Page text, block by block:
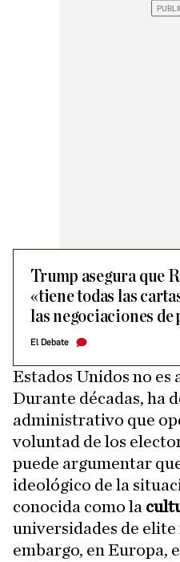
Trump asegura que
«tiene todas las
las negociaciones de
El Debate
Estados Unidos no es
Durante décadas, ha
administrativo que
voluntad de los
puede argumentar
ideológico de la
conocida como la
universidades de
embargo, en Europa,